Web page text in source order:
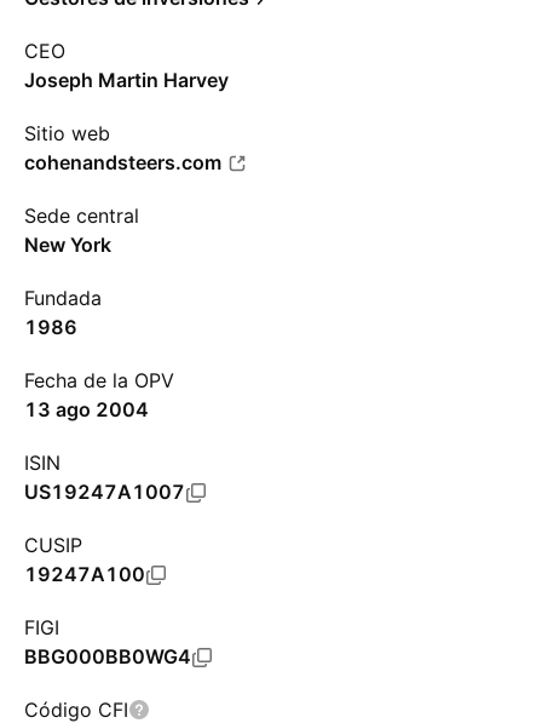
CEO
Joseph Martin Harvey
Sitio web
cohenandsteers.com
Sede central
New York
Fundada
1986
Fecha de la OPV
13 ago 2004
ISIN
US19247A1007
CUSIP
19247A100
FIGI
BBG000BB0WG4
Código CFI